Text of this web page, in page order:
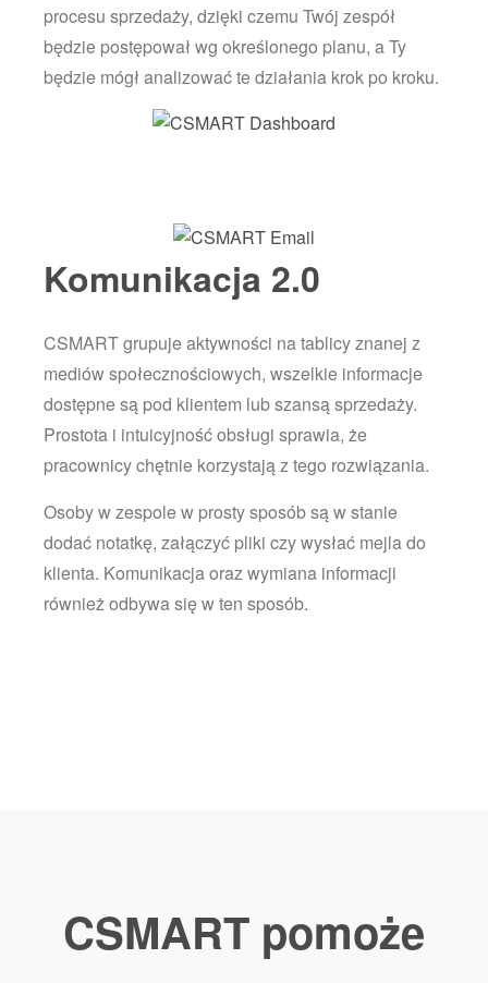
procesu sprzedaży, dzięki czemu Twój zespół
będzie postępował wg określonego planu, a Ty
będzie mógł analizować te działania krok po kroku.
Komunikacja 2.0
CSMART grupuje aktywności na tablicy znanej z
mediów społecznościowych, wszelkie informacje
dostępne są pod klientem lub szansą sprzedaży.
Prostota i intuicyjność obsługi sprawia, że
pracownicy chętnie korzystają z tego rozwiązania.
Osoby w zespole w prosty sposób są w stanie
dodać notatkę, załączyć pliki czy wysłać mejla do
klienta. Komunikacja oraz wymiana informacji
również odbywa się w ten sposób.
CSMART pomoże